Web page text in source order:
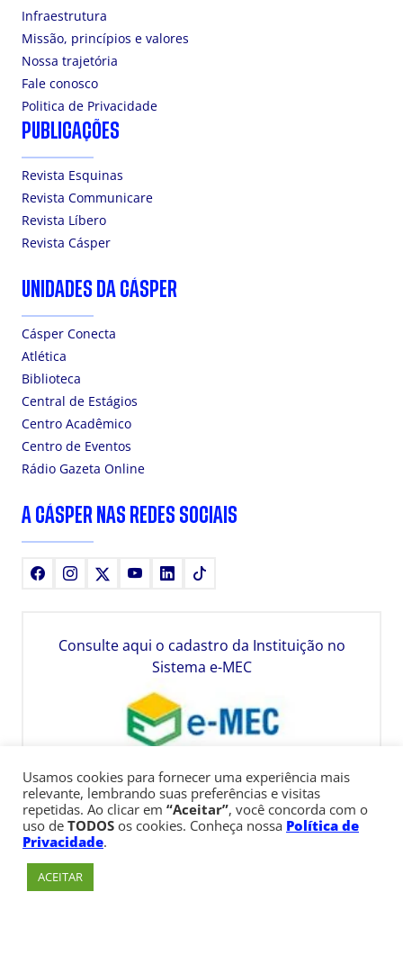
Infraestrutura
Missão, princípios e valores
Nossa trajetória
Fale conosco
Politica de Privacidade
PUBLICAÇÕES
Revista Esquinas
Revista Communicare
Revista Líbero
Revista Cásper
UNIDADES DA CÁSPER
Cásper Conecta
Atlética
Biblioteca
Central de Estágios
Centro Acadêmico
Centro de Eventos
Rádio Gazeta Online
A CÁSPER NAS REDES SOCIAIS
FacebookInstagram YoutubeLinkedIn
Consulte aqui o cadastro da Instituição no
Sistema e-MEC
Usamos cookies para fornecer uma experiência mais
relevante, lembrando suas preferências e visitas
repetidas. Ao clicar em “Aceitar”, você concorda com o
uso de TODOS os cookies. Conheça nossa Política de
Privacidade.
ACEITAR